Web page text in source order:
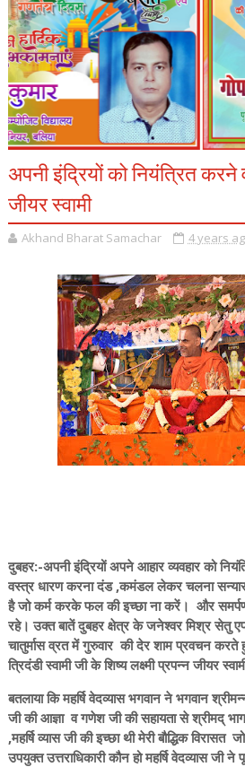
अपनी इंद्रियों को नियंत्रित करने
जीयर स्वामी
Akhand Bharat Samachar 4 years
दुबहर:-अपनी इंद्रियों अपने आहार व्यवहार को
वस्त्र धारण करना दंड ,कमंडल लेकर चलना
है जो कर्म करके फल की इच्छा ना करें। और
रहे। उक्त बातें दुबहर क्षेत्र के जनेश्वर मिश्र सेतु
चातुर्मास व्रत में गुरुवार की देर शाम प्रवचन करते
त्रिदंडी स्वामी जी के शिष्य लक्ष्मी प्रपन्न जीयर
बतलाया कि महर्षि वेदव्यास भगवान ने भगवान
जी की आज्ञा व गणेश जी की सहायता से श्रीमद्
,महर्षि व्यास जी की इच्छा थी मेरी बौद्धिक विरासत
उपयुक्त उत्तराधिकारी कौन हो महर्षि वेदव्यास जी ने